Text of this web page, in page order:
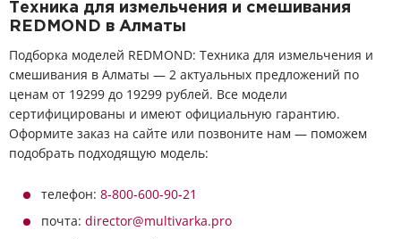
Техника для измельчения и смешивания
REDMOND в Алматы
Подборка моделей REDMOND: Техника для измельчения и
смешивания в Алматы — 2 актуальных предложений по
ценам от 19299 до 19299 рублей. Все модели
сертифицированы и имеют официальную гарантию.
Оформите заказ на сайте или позвоните нам — поможем
подобрать подходящую модель:
телефон: 8-800-600-90-21
почта: director@multivarka.pro